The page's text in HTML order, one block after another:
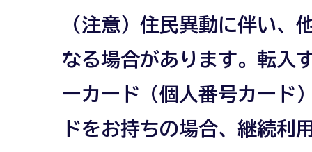
（注意）住民異動に伴い、
なる場合があります。転入
ーカード（個人番号カード
ドをお持ちの場合、継続利